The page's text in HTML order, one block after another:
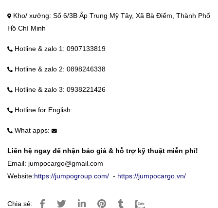
Kho/ xưởng: Số 6/3B Ấp Trung Mỹ Tây, Xã Bà Điểm, Thành Phố
Hồ Chí Minh
Hotline & zalo 1: 0907133819
Hotline & zalo 2: 0898246338
Hotline & zalo 3: 0938221426
Hotline for English:
What apps:
Liên hệ ngay để nhận báo giá & hỗ trợ kỹ thuật miễn phí!
Email: jumpocargo@gmail.com
Website:https://jumpogroup.com/ - https://jumpocargo.vn/
Chia sẻ: